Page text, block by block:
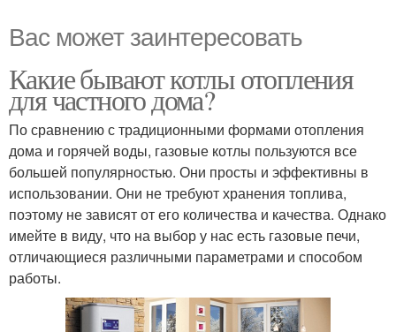
Вас может заинтересовать
Какие бывают котлы отопления
для частного дома?
По сравнению с традиционными формами отопления
дома и горячей воды, газовые котлы пользуются все
большей популярностью. Они просты и эффективны в
использовании. Они не требуют хранения топлива,
поэтому не зависят от его количества и качества. Однако
имейте в виду, что на выбор у нас есть газовые печи,
отличающиеся различными параметрами и способом
работы.